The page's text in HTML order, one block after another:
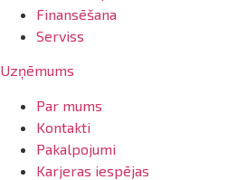
Finansēšana
Serviss
Uzņēmums
Par mums
Kontakti
Pakalpojumi
Karjeras iespējas